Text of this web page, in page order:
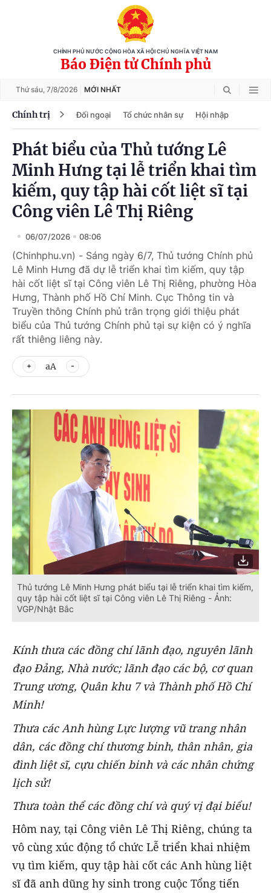
CHÍNH PHỦ NƯỚC CỘNG HÒA XÃ HỘI CHỦ NGHĨA VIỆT NAM
Báo Điện tử Chính phủ
Thứ sáu, 7/8/2026 MỚI NHẤT
Chính trị Đối ngoại Tổ chức nhân sự Hội nhập
Phát biểu của Thủ tướng Lê
Minh Hưng tại lễ triển khai tìm
kiếm, quy tập hài cốt liệt sĩ tại
Công viên Lê Thị Riêng
06/07/2026 08:06
(Chinhphu.vn) - Sáng ngày 6/7, Thủ tướng Chính phủ
Lê Minh Hưng đã dự lễ triển khai tìm kiếm, quy tập
hài cốt liệt sĩ tại Công viên Lê Thị Riêng, phường Hòa
Hưng, Thành phố Hồ Chí Minh. Cục Thông tin và
Truyền thông Chính phủ trân trọng giới thiệu phát
biểu của Thủ tướng Chính phủ tại sự kiện có ý nghĩa
rất thiêng liêng này.
aA
Thủ tướng Lê Minh Hưng phát biểu tại lễ triển khai tìm kiếm,
quy tập hài cốt liệt sĩ tại Công viên Lê Thị Riêng - Ảnh:
VGP/Nhật Bắc
Kính thưa các đồng chí lãnh đạo, nguyên lãnh
đạo Đảng, Nhà nước; lãnh đạo các bộ, cơ quan
Trung ương, Quân khu 7 và Thành phố Hồ Chí
Minh!
Thưa các Anh hùng Lực lượng vũ trang nhân
dân, các đồng chí thương binh, thân nhân, gia
đình liệt sĩ, cựu chiến binh và các nhân chứng
lịch sử!
Thưa toàn thể các đồng chí và quý vị đại biểu!
Hôm nay, tại Công viên Lê Thị Riêng, chúng ta
vô cùng xúc động tổ chức Lễ triển khai nhiệm
vụ tìm kiếm, quy tập hài cốt các Anh hùng liệt
sĩ đã anh dũng hy sinh trong cuộc Tổng tiến